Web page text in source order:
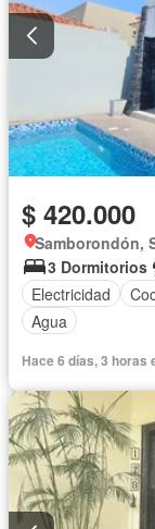
$ 420.000
Samborondón,
3 Dormitorios
Electricidad
Agua
Hace 6 días, 3 horas